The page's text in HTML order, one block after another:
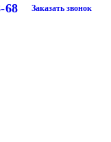
68 Заказать звонок